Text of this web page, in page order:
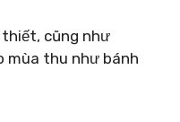
thiết, cũng như
mùa thu như bánh